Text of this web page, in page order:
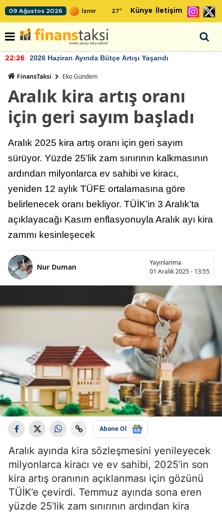
09 Ağustos 2026 27° Künye İletişim
22:26 2026 Haziran Ayında Bütçe Artışı Yaşandı
FinansTaksi Eko Gündem
Aralık kira artış oranı
için geri sayım başladı
Aralık 2025 kira artış oranı için geri sayım
sürüyor. Yüzde 25’lik zam sınırının kalkmasının
ardından milyonlarca ev sahibi ve kiracı,
yeniden 12 aylık TÜFE ortalamasına göre
belirlenecek oranı bekliyor. TÜİK’in 3 Aralık’ta
açıklayacağı Kasım enflasyonuyla Aralık ayı kira
zammı kesinleşecek
Nur Duman
Yayınlanma
01 Aralık 2025 - 13:55
Abone Ol
Aralık ayında kira sözleşmesini yenileyecek
milyonlarca kiracı ve ev sahibi, 2025’in son
kira artış oranının açıklanması için gözünü
TÜİK’e çevirdi. Temmuz ayında sona eren
yüzde 25’lik zam sınırının ardından kira